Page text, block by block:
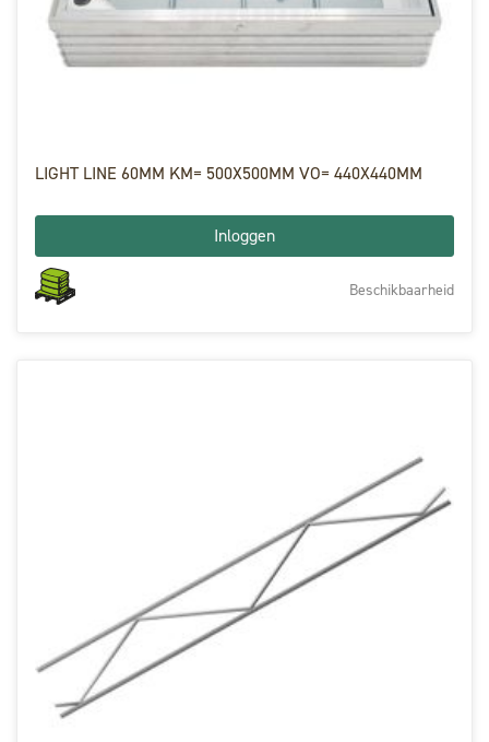
LIGHT LINE 60MM KM= 500X500MM VO= 440X440MM
Inloggen
Beschikbaarheid